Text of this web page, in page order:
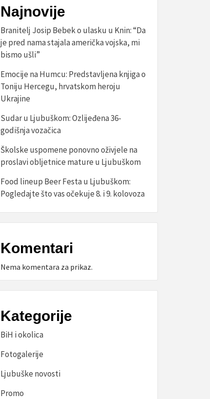
Najnovije
Branitelj Josip Bebek o ulasku u Knin: “Da
je pred nama stajala američka vojska, mi
bismo ušli”
Emocije na Humcu: Predstavljena knjiga o
Toniju Hercegu, hrvatskom heroju
Ukrajine
Sudar u Ljubuškom: Ozlijeđena 36-
godišnja vozačica
Školske uspomene ponovno oživjele na
proslavi obljetnice mature u Ljubuškom
Food lineup Beer Festa u Ljubuškom:
Pogledajte što vas očekuje 8. i 9. kolovoza
Komentari
Nema komentara za prikaz.
Kategorije
BiH i okolica
Fotogalerije
Ljubuške novosti
Promo